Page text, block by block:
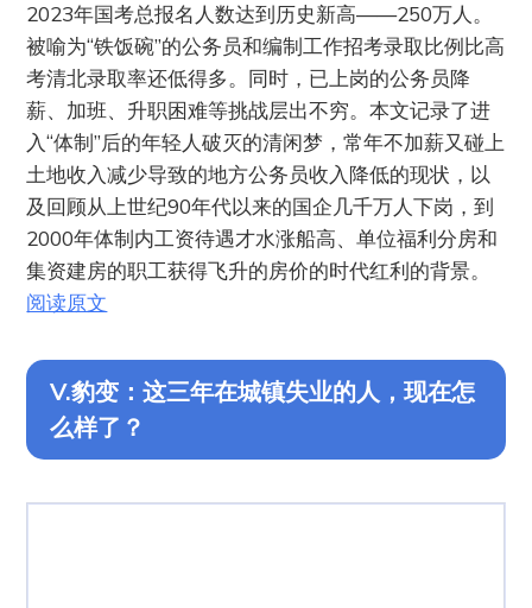
2023年国考总报名人数达到历史新高——250万人。
被喻为“铁饭碗”的公务员和编制工作招考录取比例比高
考清北录取率还低得多。同时，已上岗的公务员降
薪、加班、升职困难等挑战层出不穷。本文记录了进
入“体制”后的年轻人破灭的清闲梦，常年不加薪又碰上
土地收入减少导致的地方公务员收入降低的现状，以
及回顾从上世纪90年代以来的国企几千万人下岗，到
2000年体制内工资待遇才水涨船高、单位福利分房和
集资建房的职工获得飞升的房价的时代红利的背景。
阅读原文
V.豹变：这三年在城镇失业的人，现在怎
么样了？